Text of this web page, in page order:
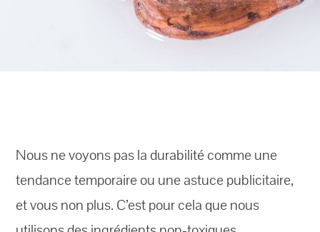
Nous ne voyons pas la durabilité comme une
tendance temporaire ou une astuce publicitaire,
et vous non plus. C’est pour cela que nous